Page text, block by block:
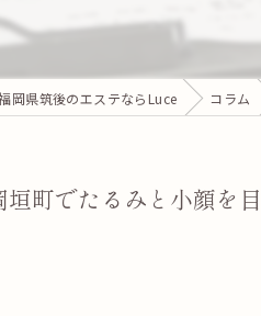
岡県筑後のエステならLuce コラム
町でたるみと小顔を